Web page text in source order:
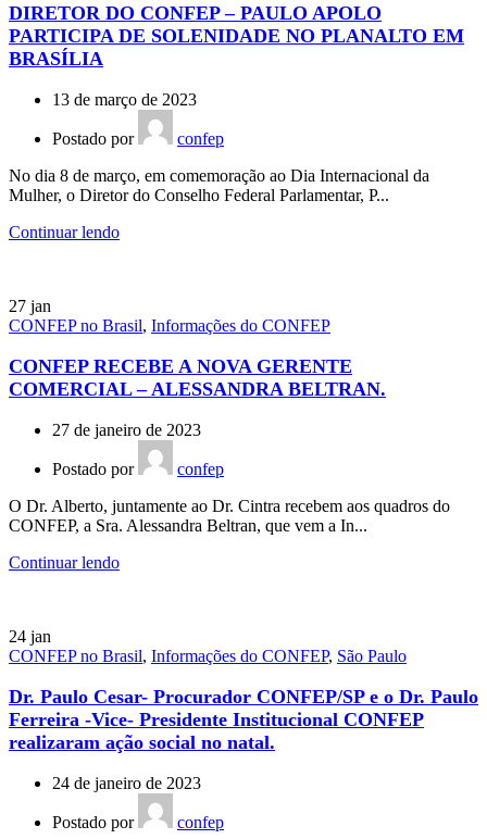
DIRETOR DO CONFEP – PAULO APOLO
PARTICIPA DE SOLENIDADE NO PLANALTO EM
BRASÍLIA
13 de março de 2023
Postado por
confep
No dia 8 de março, em comemoração ao Dia Internacional da
Mulher, o Diretor do Conselho Federal Parlamentar, P...
Continuar lendo
27 jan
CONFEP no Brasil, Informações do CONFEP
CONFEP RECEBE A NOVA GERENTE
COMERCIAL – ALESSANDRA BELTRAN.
27 de janeiro de 2023
Postado por
confep
O Dr. Alberto, juntamente ao Dr. Cintra recebem aos quadros do
CONFEP, a Sra. Alessandra Beltran, que vem a In...
Continuar lendo
24 jan
CONFEP no Brasil, Informações do CONFEP, São Paulo
Dr. Paulo Cesar- Procurador CONFEP/SP e o Dr. Paulo
Ferreira -Vice- Presidente Institucional CONFEP
realizaram ação social no natal.
24 de janeiro de 2023
Postado por
confep